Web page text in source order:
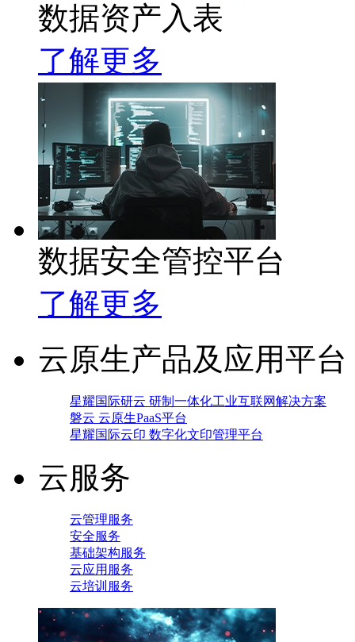
数据资产入表
了解更多
数据安全管控平台
了解更多
云原生产品及应用平台
星耀国际研云 研制一体化工业互联网解决方案
磐云 云原生PaaS平台
星耀国际云印 数字化文印管理平台
云服务
云管理服务
安全服务
基础架构服务
云应用服务
云培训服务